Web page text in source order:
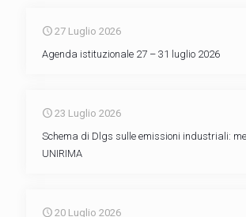
27 Luglio 2026
Agenda istituzionale 27 – 31 luglio 2026
23 Luglio 2026
Schema di Dlgs sulle emissioni industriali:
UNIRIMA
20 Luglio 2026